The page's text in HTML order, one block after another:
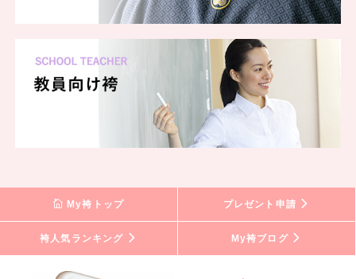
My袴トップ プレゼント申請
袴人気ランキング My袴ブログ